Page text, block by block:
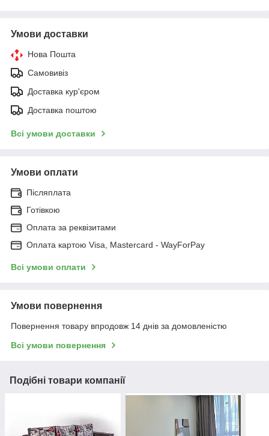
Умови доставки
Нова Пошта
Самовивіз
Доставка кур'єром
Доставка поштою
Всі умови доставки
Умови оплати
Післяплата
Готівкою
Оплата за реквізитами
Оплата картою Visa, Mastercard - WayForPay
Всі умови оплати
Умови повернення
Повернення товару впродовж 14 днів за домовленістю
Всі умови повернення
Подібні товари компанії